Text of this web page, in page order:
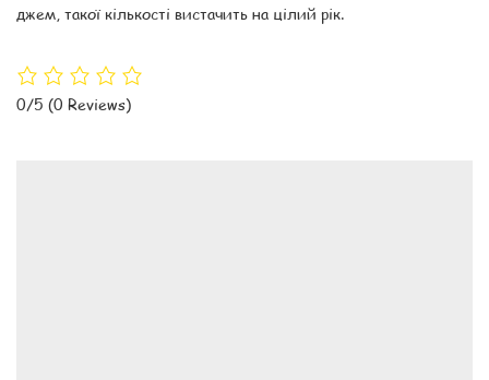
джем, такої кількості вистачить на цілий рік.
0/5 (0 Reviews)